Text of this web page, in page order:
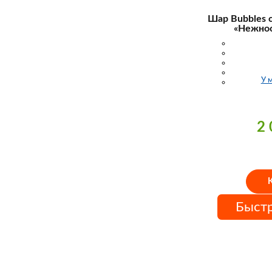
Шар Bubbles
У
2